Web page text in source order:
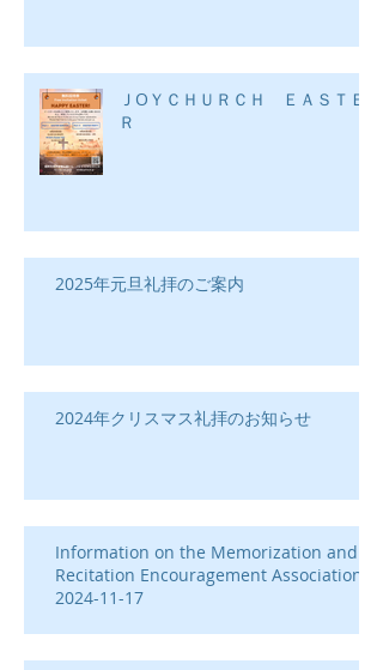
ＪOＹＣＨＵＲＣＨ ＥＡＳＴＥ
Ｒ
2025年元旦礼拝のご案内
2024年クリスマス礼拝のお知らせ
Information on the Memorization and
Recitation Encouragement Association-
2024-11-17